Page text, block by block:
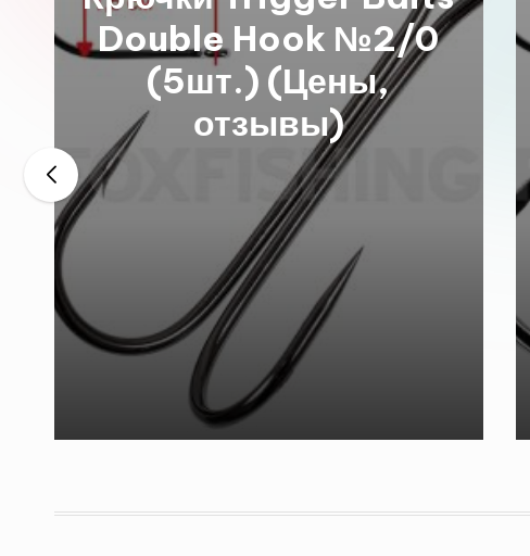
Double Hook №2/0
(5шт.) (Цены,
отзывы)